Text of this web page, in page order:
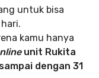
untuk bisa
kamu hanya
unit Rukita
dengan 31